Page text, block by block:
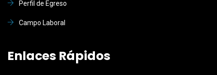
Perfil de Egreso
Campo Laboral
Enlaces Rápidos